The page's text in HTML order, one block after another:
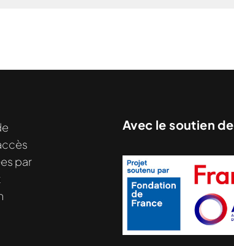
par
Avec le soutien de